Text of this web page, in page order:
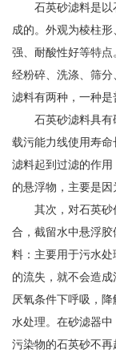
石英砂滤料是以石
成的。外观为棱柱
强、耐酸性好等特
经粉碎、洗涤、筛
滤料有两种，一种是
石英砂滤料具有硬
载污能力线使用寿
滤料起到过滤的作
的悬浮物，主要是因
其次，对石英砂
合，截留水中悬浮
料：主要用于污水
的流失，就不会造
厌氧条件下呼吸，
水处理。在砂滤器
污染物的石英砂不再